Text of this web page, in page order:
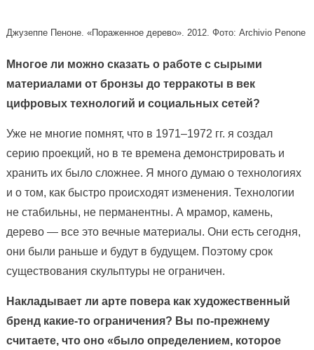
Джузеппе Пеноне. «Пораженное дерево». 2012. Фото: Archivio Penone
Многое ли можно сказать о работе с сырыми
материалами от бронзы до терракоты в век
цифровых технологий и социальных сетей?
Уже не многие помнят, что в 1971–1972 гг. я создал
серию проекций, но в те времена демонстрировать и
хранить их было сложнее. Я много думаю о технологиях
и о том, как быстро происходят изменения. Технологии
не стабильны, не перманентны. А мрамор, камень,
дерево — все это вечные материалы. Они есть сегодня,
они были раньше и будут в будущем. Поэтому срок
существования скульптуры не ограничен.
Накладывает ли арте повера как художественный
бренд какие-то ограничения? Вы по-прежнему
считаете, что оно «было определением, которое